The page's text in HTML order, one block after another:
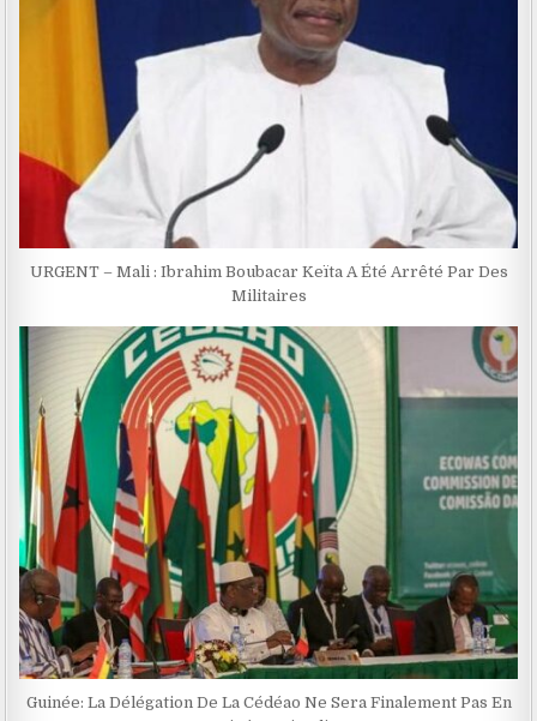
URGENT – Mali : Ibrahim Boubacar Keïta A Été Arrêté Par Des
Militaires
Guinée: La Délégation De La Cédéao Ne Sera Finalement Pas En